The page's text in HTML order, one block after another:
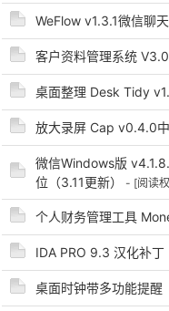
52
po
WeFlow v1.3.1微信聊
客户资料管理系统
桌面整理 Desk Tidy
放大录屏 Cap v0.4.0
微信Windows版
位（3.11更新）
- [阅读
个人财务管理工具
IDA PRO 9.3 汉化补丁
桌面时钟带多功能提醒